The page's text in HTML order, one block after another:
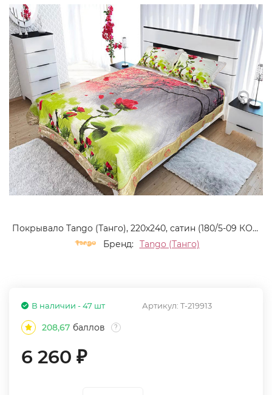
Покрывало Tango (Танго), 220x240, сатин (180/5-09 КОД 2001)
Бренд:
Tango (Танго)
Артикул: T-219913
В наличии - 47 шт
208,67 баллов ?
6 260 ₽